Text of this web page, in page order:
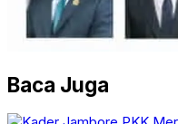
Baca Juga